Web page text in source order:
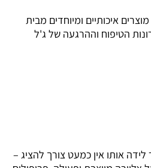
מארז המתנה ליולדת מכיל 3 מוצרים איכותיים ומיוחדים מבית
הטיפוח וההרגעה של ג'ל
אותו אין כמעט צורך להציג –